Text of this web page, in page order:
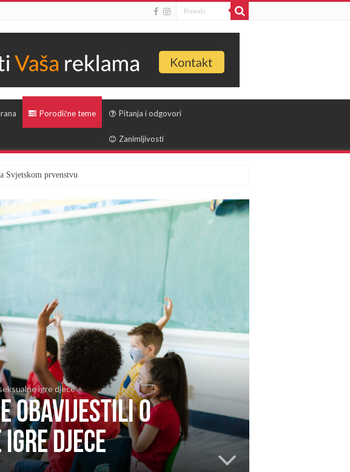
Porodične teme Pitanja i odgovori
Zanimljivosti
Svjetskom prvenstvu
igre djece
obavijestili o
djece